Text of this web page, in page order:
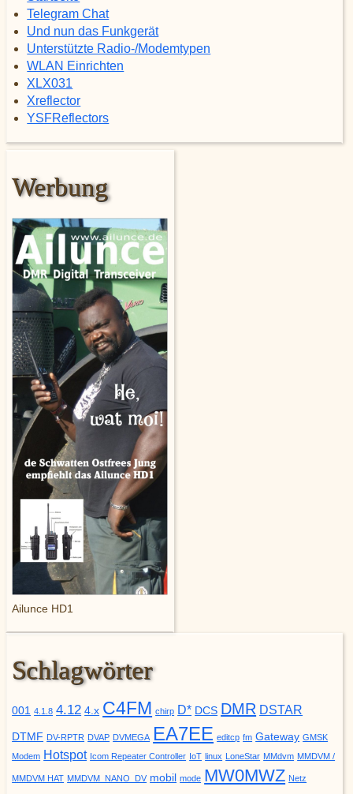
Telegram Chat
Und nun das Funkgerät
Unterstützte Radio-/Modemtypen
WLAN Einrichten
XLX031
Xreflector
YSFReflectors
Werbung
Ailunce HD1
Schlagwörter
001 4.1.8 4.12 4.x C4FM chirp D* DCS DMR DSTAR
DTMF DV-RPTR DVAP DVMEGA EA7EE editcp fm Gateway GMSK
Modem Hotspot Icom Repeater Controller IoT linux LoneStar MMdvm MMDVM /
MMDVM HAT MMDVM_NANO_DV mobil mode MW0MWZ Netz